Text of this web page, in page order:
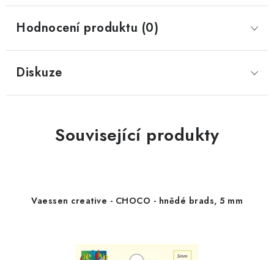
Hodnocení produktu (0)
Diskuze
Související produkty
Vaessen creative - CHOCO - hnědé brads, 5 mm